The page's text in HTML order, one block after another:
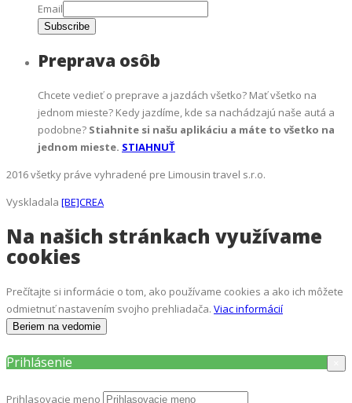
Email
Preprava osôb
Chcete vedieť o preprave a jazdách všetko? Mať všetko na
jednom mieste? Kedy jazdíme, kde sa nachádzajú naše autá a
podobne? Stiahnite si našu aplikáciu a máte to všetko na
jednom mieste. STIAHNUŤ
2016 všetky práve vyhradené pre Limousin travel s.r.o.
Vyskladala [BE]CREA
Na našich stránkach využívame
cookies
Prečítajte si informácie o tom, ako používame cookies a ako ich môžete
odmietnuť nastavením svojho prehliadača. Viac informácií
Beriem na vedomie
Prihlásenie
Prihlasovacie meno